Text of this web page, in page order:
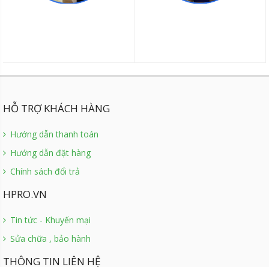
HỖ TRỢ KHÁCH HÀNG
Hướng dẫn thanh toán
Hướng dẫn đặt hàng
Chính sách đổi trả
HPRO.VN
Tin tức - Khuyến mại
Sửa chữa , bảo hành
THÔNG TIN LIÊN HỆ